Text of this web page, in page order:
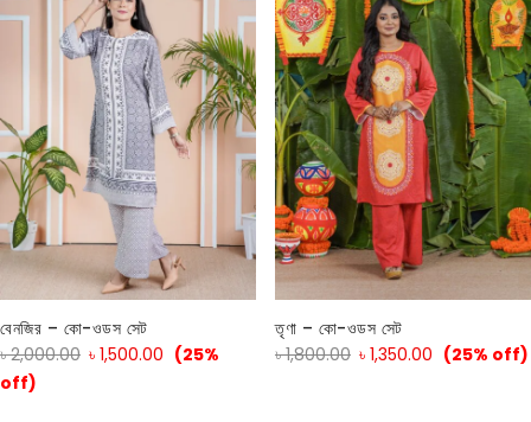
বেনজির – কো-ওডস সেট
৳2,000.00 ৳ 1,500.00 (25%
off)
তৃণা – কো-ওডস সেট
৳1,800.00 ৳ 1,350.00 (25% off)